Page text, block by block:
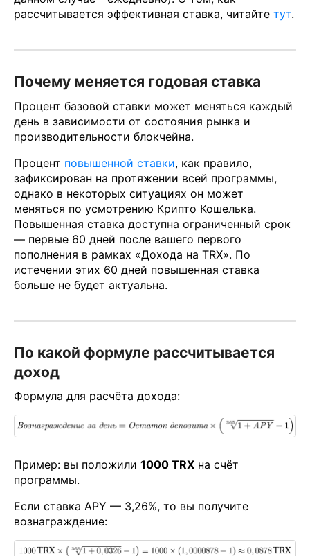
рассчитывается эффективная ставка, читайте тут.
Почему меняется годовая ставка
Процент базовой ставки может меняться каждый
день в зависимости от состояния рынка и
производительности блокчейна.
Процент повышенной ставки, как правило,
зафиксирован на протяжении всей программы,
однако в некоторых ситуациях он может
меняться по усмотрению Крипто Кошелька.
Повышенная ставка доступна ограниченный срок
— первые 60 дней после вашего первого
пополнения в рамках «Дохода на TRX». По
истечении этих 60 дней повышенная ставка
больше не будет актуальна.
По какой формуле рассчитывается
доход
Формула для расчёта дохода:
Пример: вы положили 1000 TRX на счёт
программы.
Если ставка APY — 3,26%, то вы получите
вознаграждение: